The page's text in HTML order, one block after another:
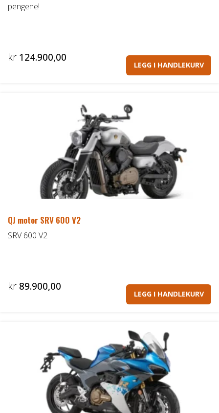
pengene!
kr 124.900,00
LEGG I HANDLEKURV
QJ motor SRV 600 V2
SRV 600 V2
kr 89.900,00
LEGG I HANDLEKURV